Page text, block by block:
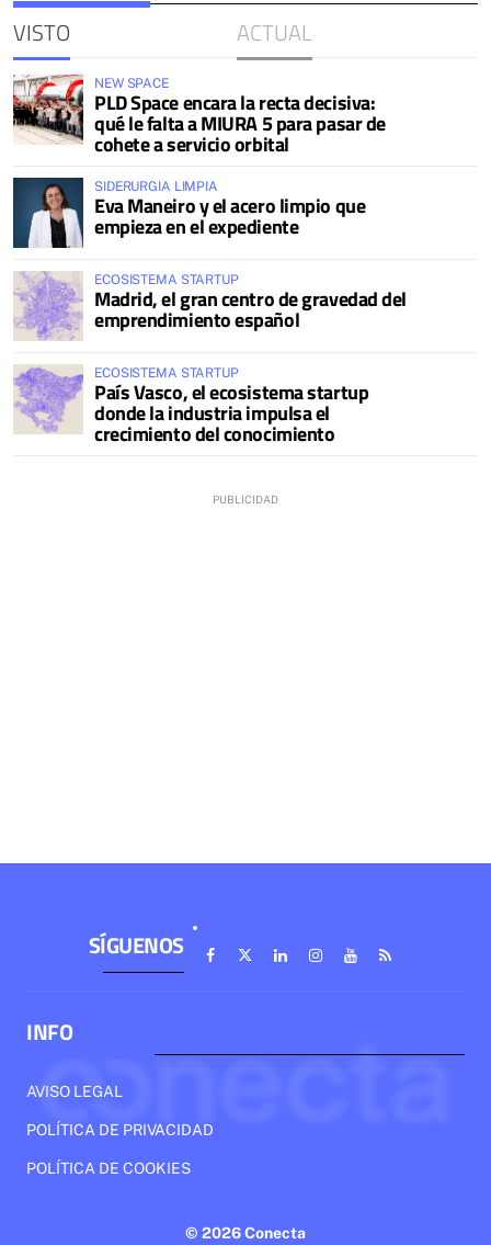
VISTO ACTUAL
NEW SPACE
PLD Space encara la recta decisiva:
qué le falta a MIURA 5 para pasar de
cohete a servicio orbital
SIDERURGIA LIMPIA
Eva Maneiro y el acero limpio que
empieza en el expediente
ECOSISTEMA STARTUP
Madrid, el gran centro de gravedad del
emprendimiento español
ECOSISTEMA STARTUP
País Vasco, el ecosistema startup
donde la industria impulsa el
crecimiento del conocimiento
SÍGUENOS
INFO
AVISO LEGAL
POLÍTICA DE PRIVACIDAD
POLÍTICA DE COOKIES
© 2026 Conecta